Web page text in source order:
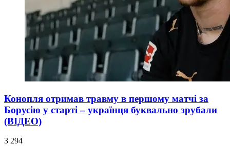
Конопля отримав травму в першому матчі за
Борусію у старті – українця буквально зрубали
(ВІДЕО)
3 294